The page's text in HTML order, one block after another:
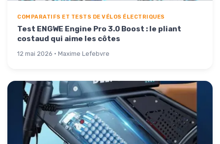
COMPARATIFS ET TESTS DE VÉLOS ÉLECTRIQUES
Test ENGWE Engine Pro 3.0 Boost : le pliant
costaud qui aime les côtes
12 mai 2026 · Maxime Lefebvre